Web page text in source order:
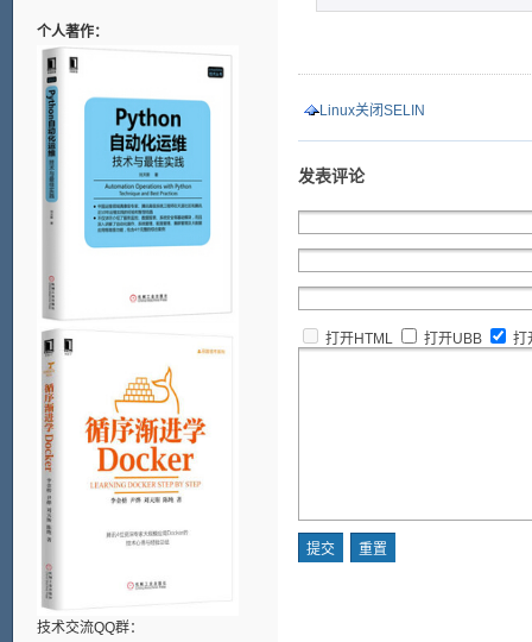
Linux关闭SELIN
发表评论
打开HTML 打开UBB 打
个人著作：
技术交流QQ群：